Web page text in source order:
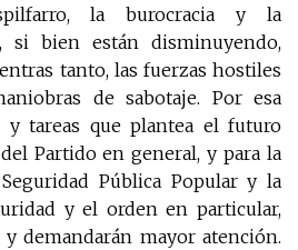
la burocracia y la
si bien están disminuyendo,
tanto, las fuerzas hostiles
de sabotaje. Por esa
y tareas que plantea el futuro
Partido en general, y para la
Pública Popular y la
y el orden en particular,
demandarán mayor atención.